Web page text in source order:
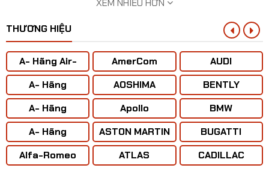
​Mô hình xe tải thớt Cứu hộ CSGT tỷ lệ 1:24
THƯƠNG HIỆU
A- Hãng Air-
BUS
A- Hãng
ANTONOV ( Liên
Xô)
A- Hãng
BOENING
A- Hãng
CONCORD
Alfa-Romeo
AmerCom
AOSHIMA
Apollo
ASTON MARTIN
ATLAS
AUDI
BENTLY
BMW
BUGATTI
CADILLAC